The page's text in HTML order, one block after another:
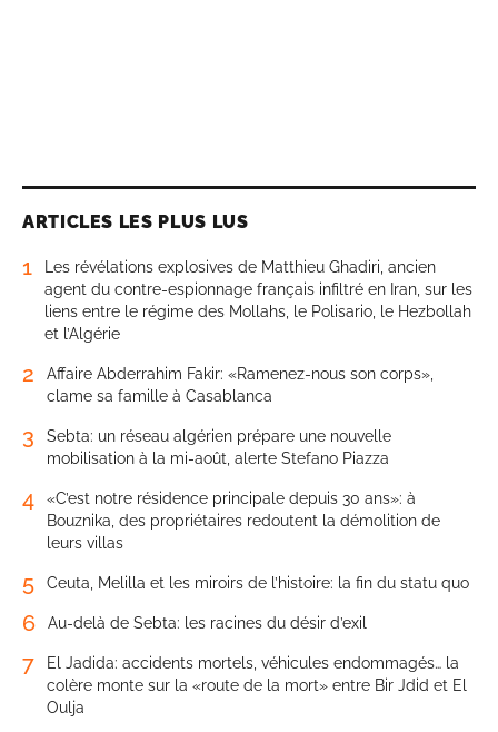
ARTICLES LES PLUS LUS
1
Les révélations explosives de Matthieu Ghadiri, ancien
agent du contre-espionnage français infiltré en Iran, sur les
liens entre le régime des Mollahs, le Polisario, le Hezbollah
et l’Algérie
2
Affaire Abderrahim Fakir: «Ramenez-nous son corps»,
clame sa famille à Casablanca
3
Sebta: un réseau algérien prépare une nouvelle
mobilisation à la mi-août, alerte Stefano Piazza
4
«C’est notre résidence principale depuis 30 ans»: à
Bouznika, des propriétaires redoutent la démolition de
leurs villas
5 Ceuta, Melilla et les miroirs de l’histoire: la fin du statu quo
6 Au-delà de Sebta: les racines du désir d’exil
7
El Jadida: accidents mortels, véhicules endommagés… la
colère monte sur la «route de la mort» entre Bir Jdid et El
Oulja